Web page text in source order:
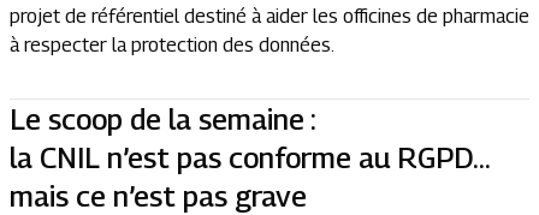
projet de référentiel destiné à aider les officines de pharmacie
à respecter la protection des données.
Le scoop de la semaine :
la CNIL n’est pas conforme au RGPD…
mais ce n’est pas grave